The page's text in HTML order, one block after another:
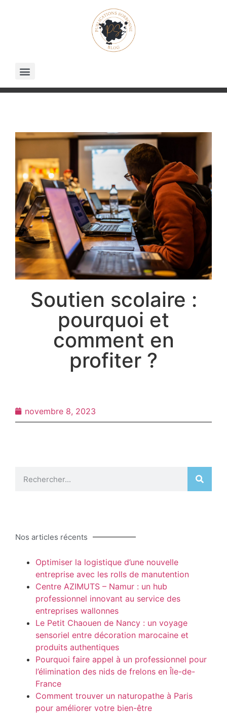
Soutien scolaire :
pourquoi et
comment en
profiter ?
novembre 8, 2023
Nos articles récents
Optimiser la logistique d’une nouvelle
entreprise avec les rolls de manutention
Centre AZIMUTS – Namur : un hub
professionnel innovant au service des
entreprises wallonnes
Le Petit Chaouen de Nancy : un voyage
sensoriel entre décoration marocaine et
produits authentiques
Pourquoi faire appel à un professionnel pour
l’élimination des nids de frelons en Île-de-
France
Comment trouver un naturopathe à Paris
pour améliorer votre bien-être